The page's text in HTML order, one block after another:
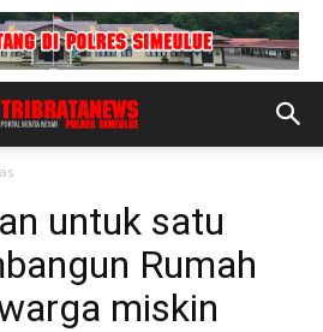
untuk satu
Rumah
miskin